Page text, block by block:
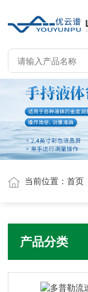
当前位置：首页
产品分类